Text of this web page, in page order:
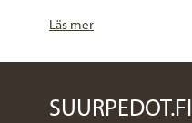
Läs mer
SUURPEDOT.FI